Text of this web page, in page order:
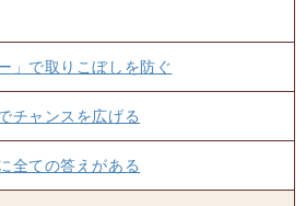
」で取りこぼしを防ぐ
チャンスを広げる
全ての答えがある